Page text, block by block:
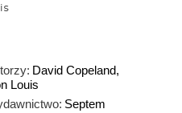
David Copeland,
Louis
Septem